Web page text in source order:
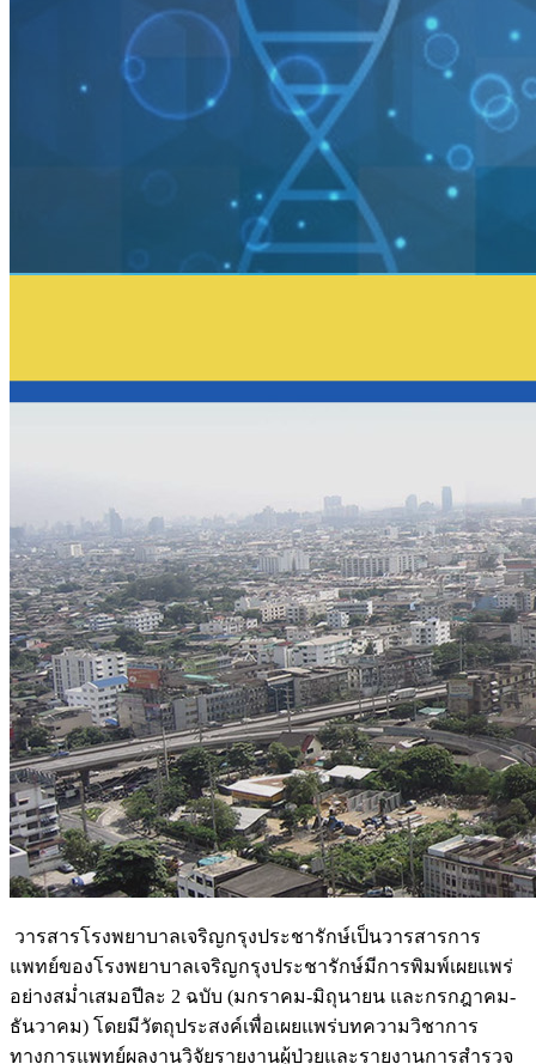
วารสารโรงพยาบาลเจริญกรุงประชารักษ์เป็นวารสารการ
แพทย์ของโรงพยาบาลเจริญกรุงประชารักษ์มีการพิมพ์เผยแพร่
อย่างสม่ำเสมอปีละ 2 ฉบับ (มกราคม-มิถุนายน และกรกฎาคม-
ธันวาคม) โดยมีวัตถุประสงค์เพื่อเผยแพร่บทความวิชาการ
ทางการแพทย์ผลงานวิจัยรายงานผู้ป่วยและรายงานการสำรวจ